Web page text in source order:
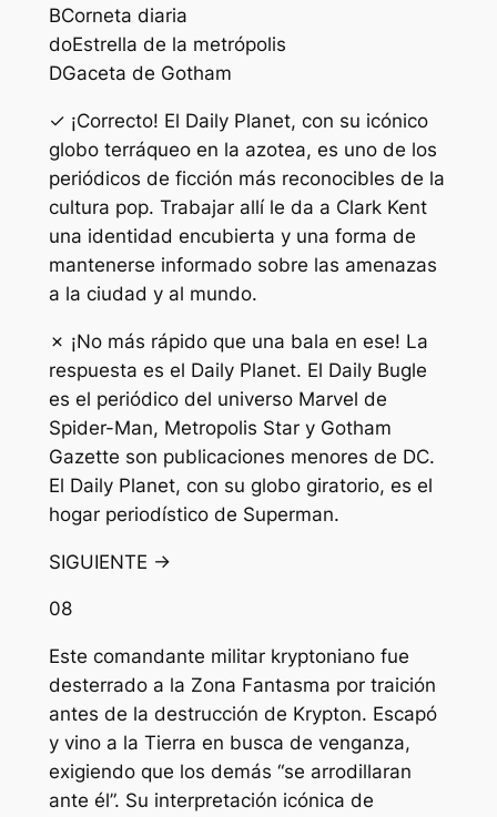
BCorneta diaria
doEstrella de la metrópolis
DGaceta de Gotham
✓ ¡Correcto! El Daily Planet, con su icónico
globo terráqueo en la azotea, es uno de los
periódicos de ficción más reconocibles de la
cultura pop. Trabajar allí le da a Clark Kent
una identidad encubierta y una forma de
mantenerse informado sobre las amenazas
a la ciudad y al mundo.
✗ ¡No más rápido que una bala en ese! La
respuesta es el Daily Planet. El Daily Bugle
es el periódico del universo Marvel de
Spider-Man, Metropolis Star y Gotham
Gazette son publicaciones menores de DC.
El Daily Planet, con su globo giratorio, es el
hogar periodístico de Superman.
SIGUIENTE →
08
Este comandante militar kryptoniano fue
desterrado a la Zona Fantasma por traición
antes de la destrucción de Krypton. Escapó
y vino a la Tierra en busca de venganza,
exigiendo que los demás “se arrodillaran
ante él”. Su interpretación icónica de